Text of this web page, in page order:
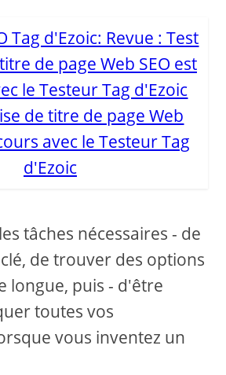
de titre de page Web
avec le Testeur Tag
d'Ezoic
tâches nécessaires - de
de trouver des options
longue, puis - d'être
toutes vos
vous inventez un